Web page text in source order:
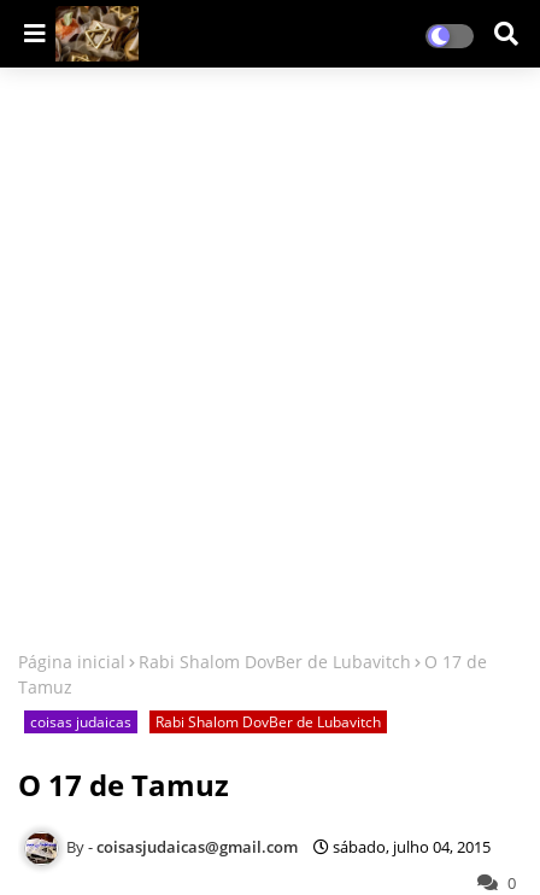
Página inicial Rabi Shalom DovBer de Lubavitch
O 17 de
Tamuz
coisas judaicas Rabi Shalom DovBer de Lubavitch
O 17 de Tamuz
coisasjudaicas@gmail.com
sábado, julho 04, 2015
0